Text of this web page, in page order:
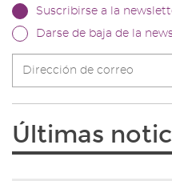
Suscribirse a la
Darse de baja de la
de
Últimas